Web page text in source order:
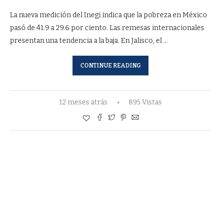
La nueva medición del Inegi indica que la pobreza en México
pasó de 41.9 a 29.6 por ciento. Las remesas internacionales
presentan una tendencia a la baja. En Jalisco, el …
CONTINUE READING
12 meses atrás 895 Vistas